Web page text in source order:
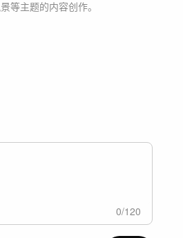
等主题的内容创作。
0/120